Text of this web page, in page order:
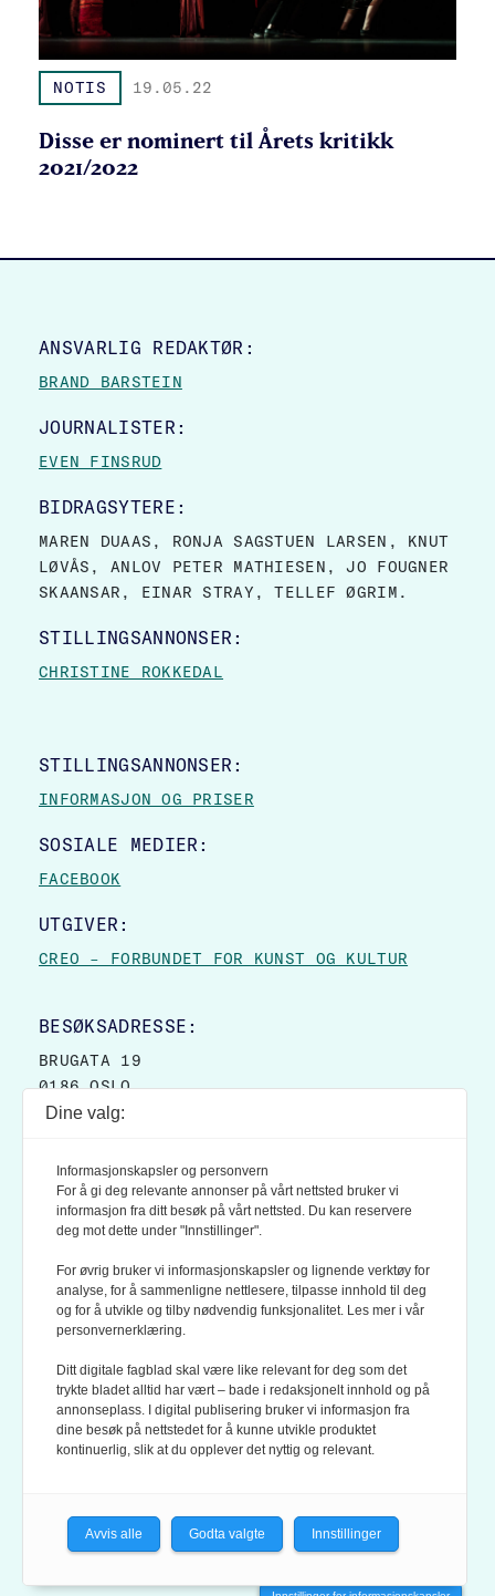
NOTIS 19.05.22
Disse er nominert til Årets kritikk
2021/2022
SITE FOOTER
ANSVARLIG REDAKTØR:
BRAND BARSTEIN
JOURNALISTER:
EVEN FINSRUD
BIDRAGSYTERE:
MAREN DUAAS, RONJA SAGSTUEN LARSEN, KNUT
LØVÅS, ANLOV PETER MATHIESEN, JO FOUGNER
SKAANSAR, EINAR STRAY, TELLEF ØGRIM.
STILLINGSANNONSER:
CHRISTINE ROKKEDAL
STILLINGSANNONSER:
INFORMASJON OG PRISER
SOSIALE MEDIER:
FACEBOOK
UTGIVER:
CREO – FORBUNDET FOR KUNST OG KULTUR
BESØKSADRESSE:
BRUGATA 19
0186 OSLO
POSTBOKS 9007 GRØNLAND
0133 OSLO
LES OGSÅ:
KONTEKSTS PERSONVERN-POLICY
KONTEKST ER MEDLEM AV FAGPRESSEN OG
VÆR VARSOM-PLAKATEN
Dine valg:
Informasjonskapsler og personvern
For å gi deg relevante annonser på vårt nettsted bruker vi
informasjon fra ditt besøk på vårt nettsted. Du kan reservere
deg mot dette under "Innstillinger".
For øvrig bruker vi informasjonskapsler og lignende verktøy for
analyse, for å sammenligne nettlesere, tilpasse innhold til deg
og for å utvikle og tilby nødvendig funksjonalitet. Les mer i vår
personvernerklæring.
Ditt digitale fagblad skal være like relevant for deg som det
trykte bladet alltid har vært – bade i redaksjonelt innhold og på
annonseplass. I digital publisering bruker vi informasjon fra
dine besøk på nettstedet for å kunne utvikle produktet
kontinuerlig, slik at du opplever det nyttig og relevant.
Avvis alle Godta valgte Innstillinger